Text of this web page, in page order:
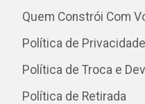
Quem Constrói Com
Política de Privacidade
Política de Troca e
Política de Retirada